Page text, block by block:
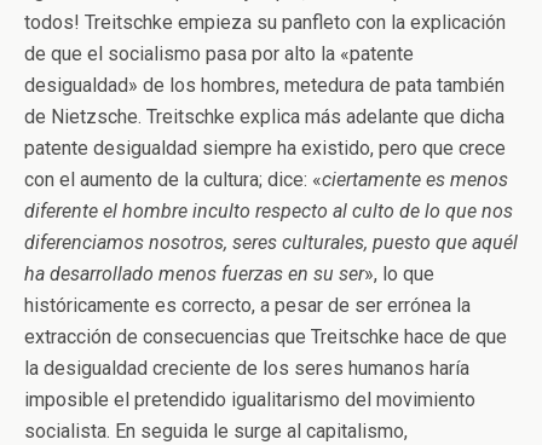
todos! Treitschke empieza su panfleto con la explicación
de que el socialismo pasa por alto la «patente
desigualdad» de los hombres, metedura de pata también
de Nietzsche. Treitschke explica más adelante que dicha
patente desigualdad siempre ha existido, pero que crece
con el aumento de la cultura; dice: «ciertamente es menos
diferente el hombre inculto respecto al culto de lo que nos
diferenciamos nosotros, seres culturales, puesto que aquél
ha desarrollado menos fuerzas en su ser», lo que
históricamente es correcto, a pesar de ser errónea la
extracción de consecuencias que Treitschke hace de que
la desigualdad creciente de los seres humanos haría
imposible el pretendido igualitarismo del movimiento
socialista. En seguida le surge al capitalismo,